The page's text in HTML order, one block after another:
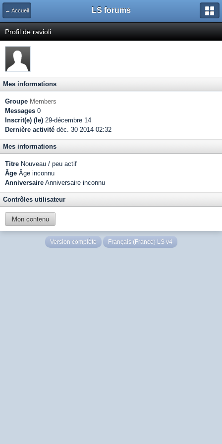
← Accueil LS forums
Profil de ravioli
Mes informations
Groupe Members
Messages 0
Inscrit(e) (le) 29-décembre 14
Dernière activité déc. 30 2014 02:32
Mes informations
Titre Nouveau / peu actif
Âge Âge inconnu
Anniversaire Anniversaire inconnu
Contrôles utilisateur
Mon contenu
Version complète Français (France) LS v4